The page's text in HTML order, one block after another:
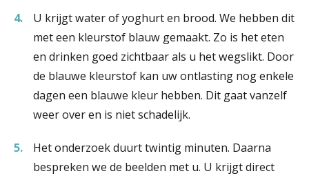
U krijgt water of yoghurt en brood. We hebben dit
met een kleurstof blauw gemaakt. Zo is het eten
en drinken goed zichtbaar als u het wegslikt. Door
de blauwe kleurstof kan uw ontlasting nog enkele
dagen een blauwe kleur hebben. Dit gaat vanzelf
weer over en is niet schadelijk.
Het onderzoek duurt twintig minuten. Daarna
bespreken we de beelden met u. U krijgt direct